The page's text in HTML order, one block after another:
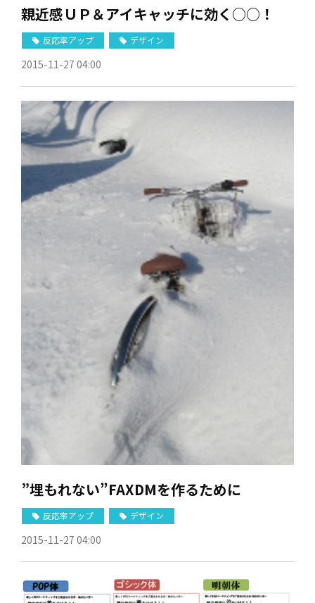
親近感ＵＰ＆アイキャッチに効く○○！
反応率アップ デザイン
2015-11-27 04:00
”埋もれない”FAXDMを作るために
反応率アップ デザイン
2015-11-27 04:00